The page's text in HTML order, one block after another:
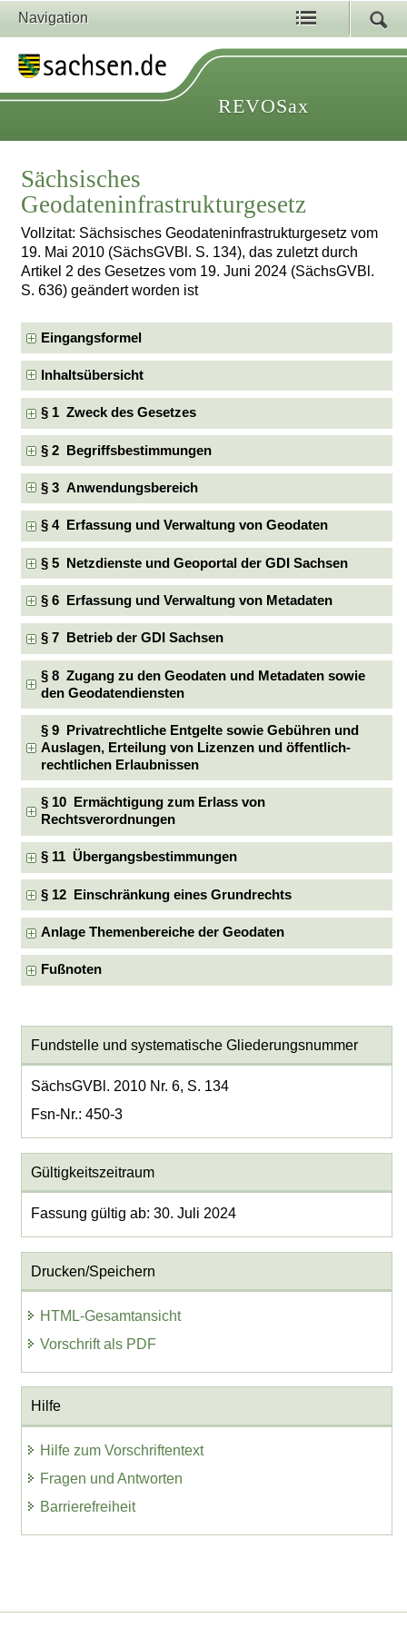
Navigation
REVOSax
Sächsisches
Geodateninfrastrukturgesetz
Vollzitat: Sächsisches Geodateninfrastrukturgesetz vom
19. Mai 2010 (SächsGVBl. S. 134), das zuletzt durch
Artikel 2 des Gesetzes vom 19. Juni 2024 (SächsGVBl.
S. 636) geändert worden ist
Eingangsformel
Inhaltsübersicht
§ 1 Zweck des Gesetzes
§ 2 Begriffsbestimmungen
§ 3 Anwendungsbereich
§ 4 Erfassung und Verwaltung von Geodaten
§ 5 Netzdienste und Geoportal der GDI Sachsen
§ 6 Erfassung und Verwaltung von Metadaten
§ 7 Betrieb der GDI Sachsen
§ 8 Zugang zu den Geodaten und Metadaten sowie
den Geodatendiensten
§ 9 Privatrechtliche Entgelte sowie Gebühren und
Auslagen, Erteilung von Lizenzen und öffentlich-
rechtlichen Erlaubnissen
§ 10 Ermächtigung zum Erlass von
Rechtsverordnungen
§ 11 Übergangsbestimmungen
§ 12 Einschränkung eines Grundrechts
Anlage Themenbereiche der Geodaten
Fußnoten
Fundstelle und systematische Gliederungsnummer
SächsGVBl. 2010 Nr. 6, S. 134
Fsn-Nr.: 450-3
Gültigkeitszeitraum
Fassung gültig ab: 30. Juli 2024
Drucken/Speichern
HTML-Gesamtansicht
Vorschrift als PDF
Hilfe
Hilfe zum Vorschriftentext
Fragen und Antworten
Barrierefreiheit